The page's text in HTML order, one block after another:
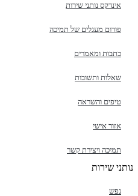
אינדקס נותני שירות
פורום מעגלים של תמיכה
כתבות ומאמרים
שאלות ותשובות
טיפים והשראה
אזור אישי
תמיכה ויצירת קשר
נותני שירות
נפש